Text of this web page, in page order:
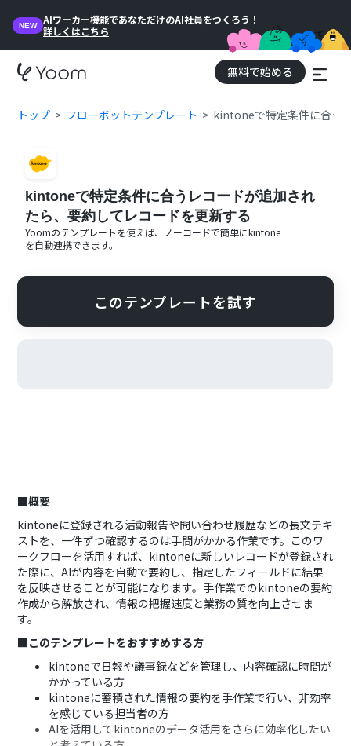
NEW
AIワーカー機能であなただけのAI社員をつくろう！
詳しくはこちら
無料で始める
トップ フローボットテンプレート kintoneで特定条件に合う
kintoneで特定条件に合うレコードが追加され
たら、要約してレコードを更新する
Yoomのテンプレートを使えば、ノーコードで簡単にkintone
を自動連携できます。
このテンプレートを試す
■概要
kintoneに登録される活動報告や問い合わせ履歴などの長文テキ
ストを、一件ずつ確認するのは手間がかかる作業です。このワ
ークフローを活用すれば、kintoneに新しいレコードが登録され
た際に、AIが内容を自動で要約し、指定したフィールドに結果
を反映させることが可能になります。手作業でのkintoneの要約
作成から解放され、情報の把握速度と業務の質を向上させま
す。
■このテンプレートをおすすめする方
kintoneで日報や議事録などを管理し、内容確認に時間が
かかっている方
kintoneに蓄積された情報の要約を手作業で行い、非効率
を感じている担当者の方
AIを活用してkintoneのデータ活用をさらに効率化したい